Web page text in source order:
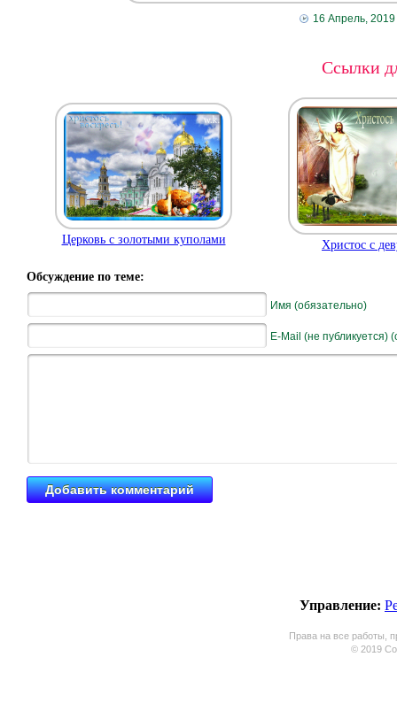
16 Апрель, 2019
Ссылки
Церковь с золотыми куполами Христос с
Обсуждение по теме:
Имя (обязательно)
E-Mail (не публикуется)
Управление:
Права на все работы,
© 2019